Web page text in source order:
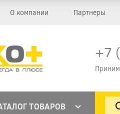
О компании Партнеры
+7
ТОВАРОВ